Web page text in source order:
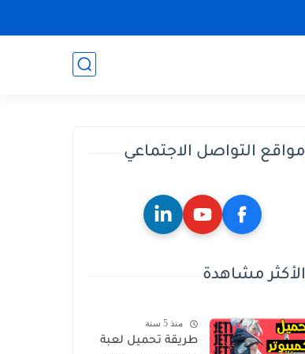
مواقع التواصل الاجتماعي
الأكثر مشاهدة
منذ 5 سنة
طريقة تحميل لعبة